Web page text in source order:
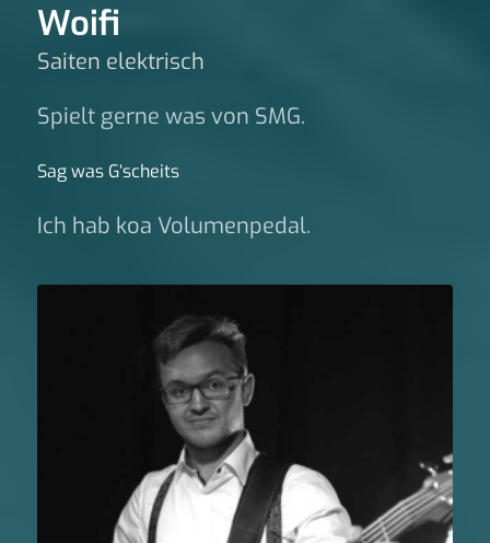
Woifi
Saiten elektrisch
Spielt gerne was von SMG.
Sag was G‘scheits
Ich hab koa Volumenpedal.